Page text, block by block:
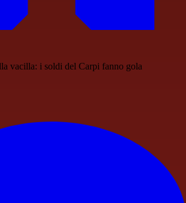
vacilla: i soldi del Carpi fanno gola